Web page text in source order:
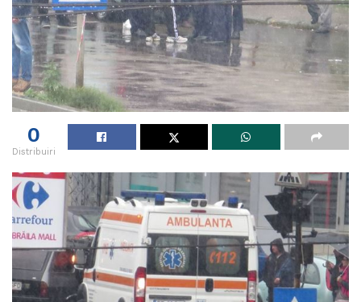
0
Distribuiri